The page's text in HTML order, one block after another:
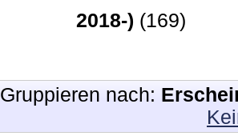
2018-) (169)
Gruppieren nach: